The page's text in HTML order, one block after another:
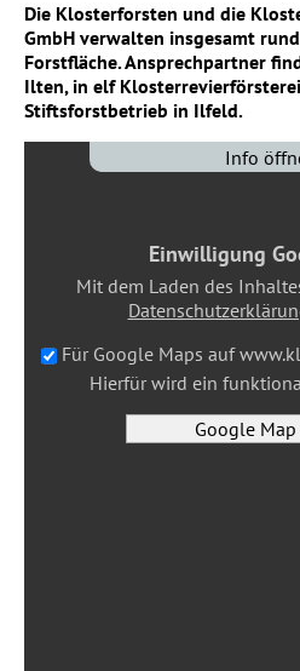
Die Klosterforsten und die
GmbH verwalten insgesamt
Forstfläche. Ansprechpartner
Ilten, in elf
Stiftsforstbetrieb in Ilfeld.
Info
Einwilligung
Mit dem Laden des
Für Google Maps auf
Hierfür wird ein
Google